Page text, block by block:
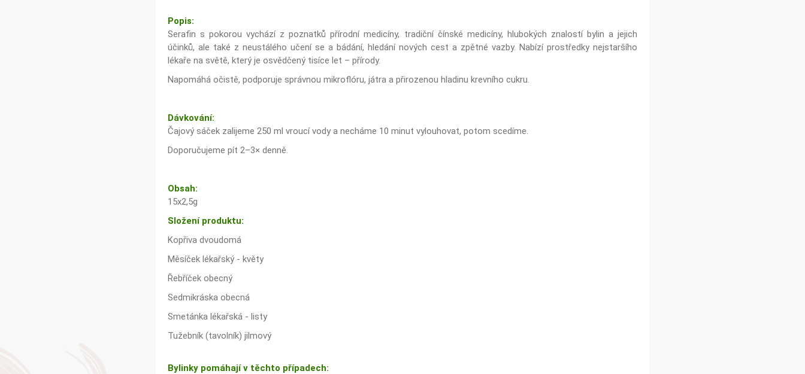
Popis:
Serafin s pokorou vychází z poznatků přírodní medicíny, tradiční čínské medicíny, hlubokých znalostí bylin a jejich
účinků, ale také z neustálého učení se a bádání, hledání nových cest a zpětné vazby. Nabízí prostředky nejstaršího
lékaře na světě, který je osvědčený tisíce let – přírody.
Napomáhá očistě, podporuje správnou mikroflóru, játra a přirozenou hladinu krevního cukru.
Dávkování:
Čajový sáček zalijeme 250 ml vroucí vody a necháme 10 minut vylouhovat, potom scedíme.
Doporučujeme pít 2–3× denně.
Obsah:
15x2,5g
Složení produktu:
Kopřiva dvoudomá
Měsíček lékařský - květy
Řebříček obecný
Sedmikráska obecná
Smetánka lékařská - listy
Tužebník (tavolník) jilmový
Bylinky pomáhají v těchto případech: